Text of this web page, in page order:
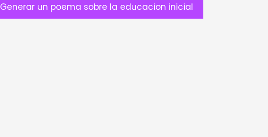
Generar un poema sobre la educacion inicial